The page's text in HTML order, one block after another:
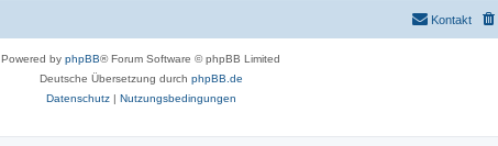
Kontakt
Powered by phpBB® Forum Software © phpBB Limited
Deutsche Übersetzung durch phpBB.de
Datenschutz| Nutzungsbedingungen